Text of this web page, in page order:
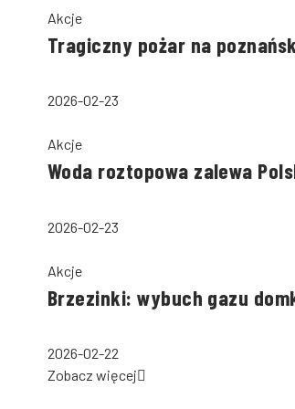
Akcje
Tragiczny pożar na
2026-02-23
Akcje
Woda roztopowa zalewa
2026-02-23
Akcje
Brzezinki: wybuch gazu
2026-02-22
Zobacz więcej